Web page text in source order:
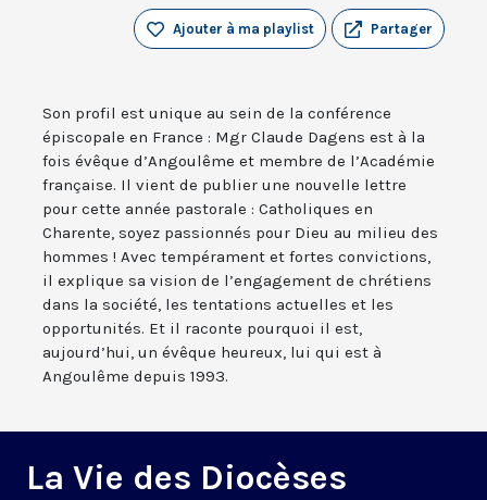
Partager
Ajouter à ma playlist
Son profil est unique au sein de la conférence
épiscopale en France : Mgr Claude Dagens est à la
fois évêque d’Angoulême et membre de l’Académie
française. Il vient de publier une nouvelle lettre
pour cette année pastorale : Catholiques en
Charente, soyez passionnés pour Dieu au milieu des
hommes ! Avec tempérament et fortes convictions,
il explique sa vision de l’engagement de chrétiens
dans la société, les tentations actuelles et les
opportunités. Et il raconte pourquoi il est,
aujourd’hui, un évêque heureux, lui qui est à
Angoulême depuis 1993.
La Vie des Diocèses